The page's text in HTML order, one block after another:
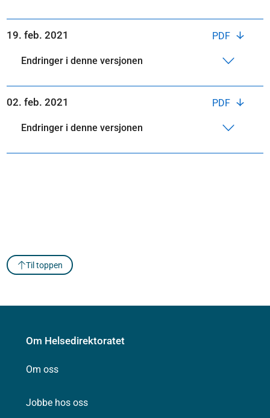
PDF
19. feb. 2021
Endringer i denne versjonen
PDF
02. feb. 2021
Endringer i denne versjonen
Til toppen
Om Helsedirektoratet
Om oss
Jobbe hos oss